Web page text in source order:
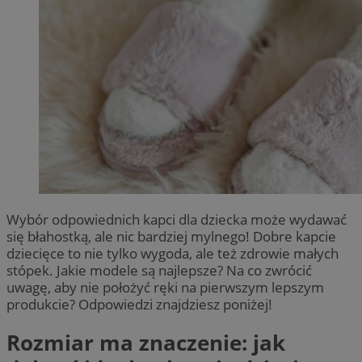
Wybór odpowiednich kapci dla dziecka może wydawać
się błahostką, ale nic bardziej mylnego! Dobre kapcie
dziecięce to nie tylko wygoda, ale też zdrowie małych
stópek. Jakie modele są najlepsze? Na co zwrócić
uwagę, aby nie położyć ręki na pierwszym lepszym
produkcie? Odpowiedzi znajdziesz poniżej!
Rozmiar ma znaczenie: jak